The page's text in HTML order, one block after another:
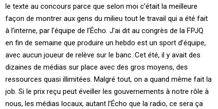
le texte au concours parce que selon moi c’était la meilleure
façon de montrer aux gens du milieu tout le travail qui a été fait
à l’interne, par l’équipe de l’Écho. J’ai dit au congrès de la FPJQ
en fin de semaine que produire un hebdo est un sport d’équipe,
avec aucun joueur de relève sur le banc. Cet été, il y avait des
dizaines de médias sur place avec des gros moyens, des
ressources quasi illimitées. Malgré tout, on a quand même fait la
job. Si le prix reçu peut éveiller les gouvernements à notre rôle à
nous, les médias locaux, autant l’Écho que la radio, ce sera ça